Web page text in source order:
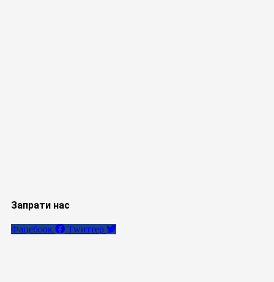
Запрати нас
Фацебоок Тwиттер